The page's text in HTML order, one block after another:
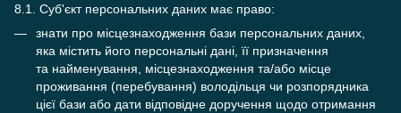
8.1. Суб'єкт персональних даних має право:
знати про місцезнаходження бази персональних даних,
яка містить його персональні дані, її призначення
та найменування, місцезнаходження та/або місце
проживання (перебування) володільця чи розпорядника
цієї бази або дати відповідне доручення щодо отримання